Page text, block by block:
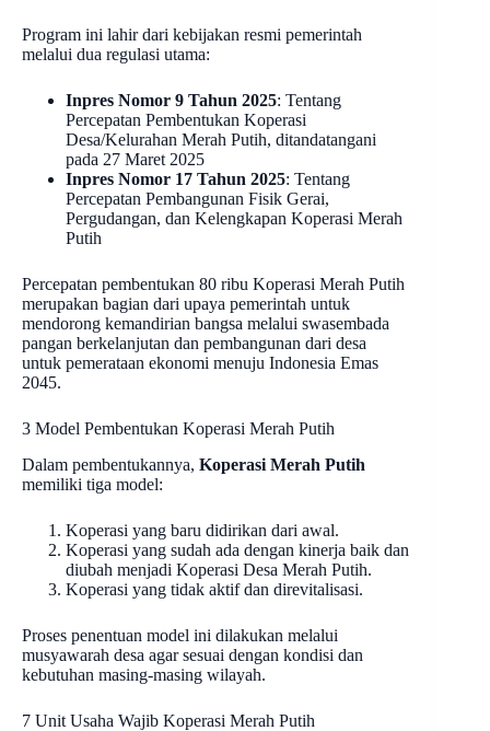
Program ini lahir dari kebijakan resmi pemerintah
melalui dua regulasi utama:
Inpres Nomor 9 Tahun 2025: Tentang
Percepatan Pembentukan Koperasi
Desa/Kelurahan Merah Putih, ditandatangani
pada 27 Maret 2025
Inpres Nomor 17 Tahun 2025: Tentang
Percepatan Pembangunan Fisik Gerai,
Pergudangan, dan Kelengkapan Koperasi Merah
Putih
Percepatan pembentukan 80 ribu Koperasi Merah Putih
merupakan bagian dari upaya pemerintah untuk
mendorong kemandirian bangsa melalui swasembada
pangan berkelanjutan dan pembangunan dari desa
untuk pemerataan ekonomi menuju Indonesia Emas
2045.
3 Model Pembentukan Koperasi Merah Putih
Dalam pembentukannya, Koperasi Merah Putih
memiliki tiga model:
Koperasi yang baru didirikan dari awal.
Koperasi yang sudah ada dengan kinerja baik dan
diubah menjadi Koperasi Desa Merah Putih.
Koperasi yang tidak aktif dan direvitalisasi.
Proses penentuan model ini dilakukan melalui
musyawarah desa agar sesuai dengan kondisi dan
kebutuhan masing-masing wilayah.
7 Unit Usaha Wajib Koperasi Merah Putih